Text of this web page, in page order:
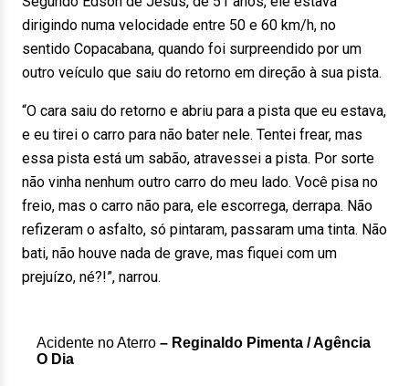
dirigindo numa velocidade entre 50 e 60 km/h, no
sentido Copacabana, quando foi surpreendido por um
outro veículo que saiu do retorno em direção à sua pista.
“O cara saiu do retorno e abriu para a pista que eu estava,
e eu tirei o carro para não bater nele. Tentei frear, mas
essa pista está um sabão, atravessei a pista. Por sorte
não vinha nenhum outro carro do meu lado. Você pisa no
freio, mas o carro não para, ele escorrega, derrapa. Não
refizeram o asfalto, só pintaram, passaram uma tinta. Não
bati, não houve nada de grave, mas fiquei com um
prejuízo, né?!”, narrou.
Acidente no Aterro – Reginaldo Pimenta / Agência
O Dia